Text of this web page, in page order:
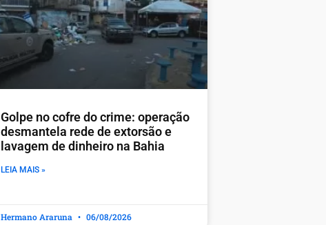
Golpe no cofre do crime: operação
desmantela rede de extorsão e
lavagem de dinheiro na Bahia
LEIA MAIS »
Hermano Araruna 06/08/2026